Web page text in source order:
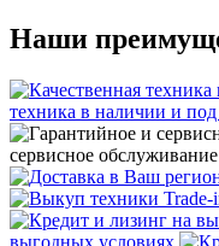
Наши
техника в наличии и под
сервисное обслуживание